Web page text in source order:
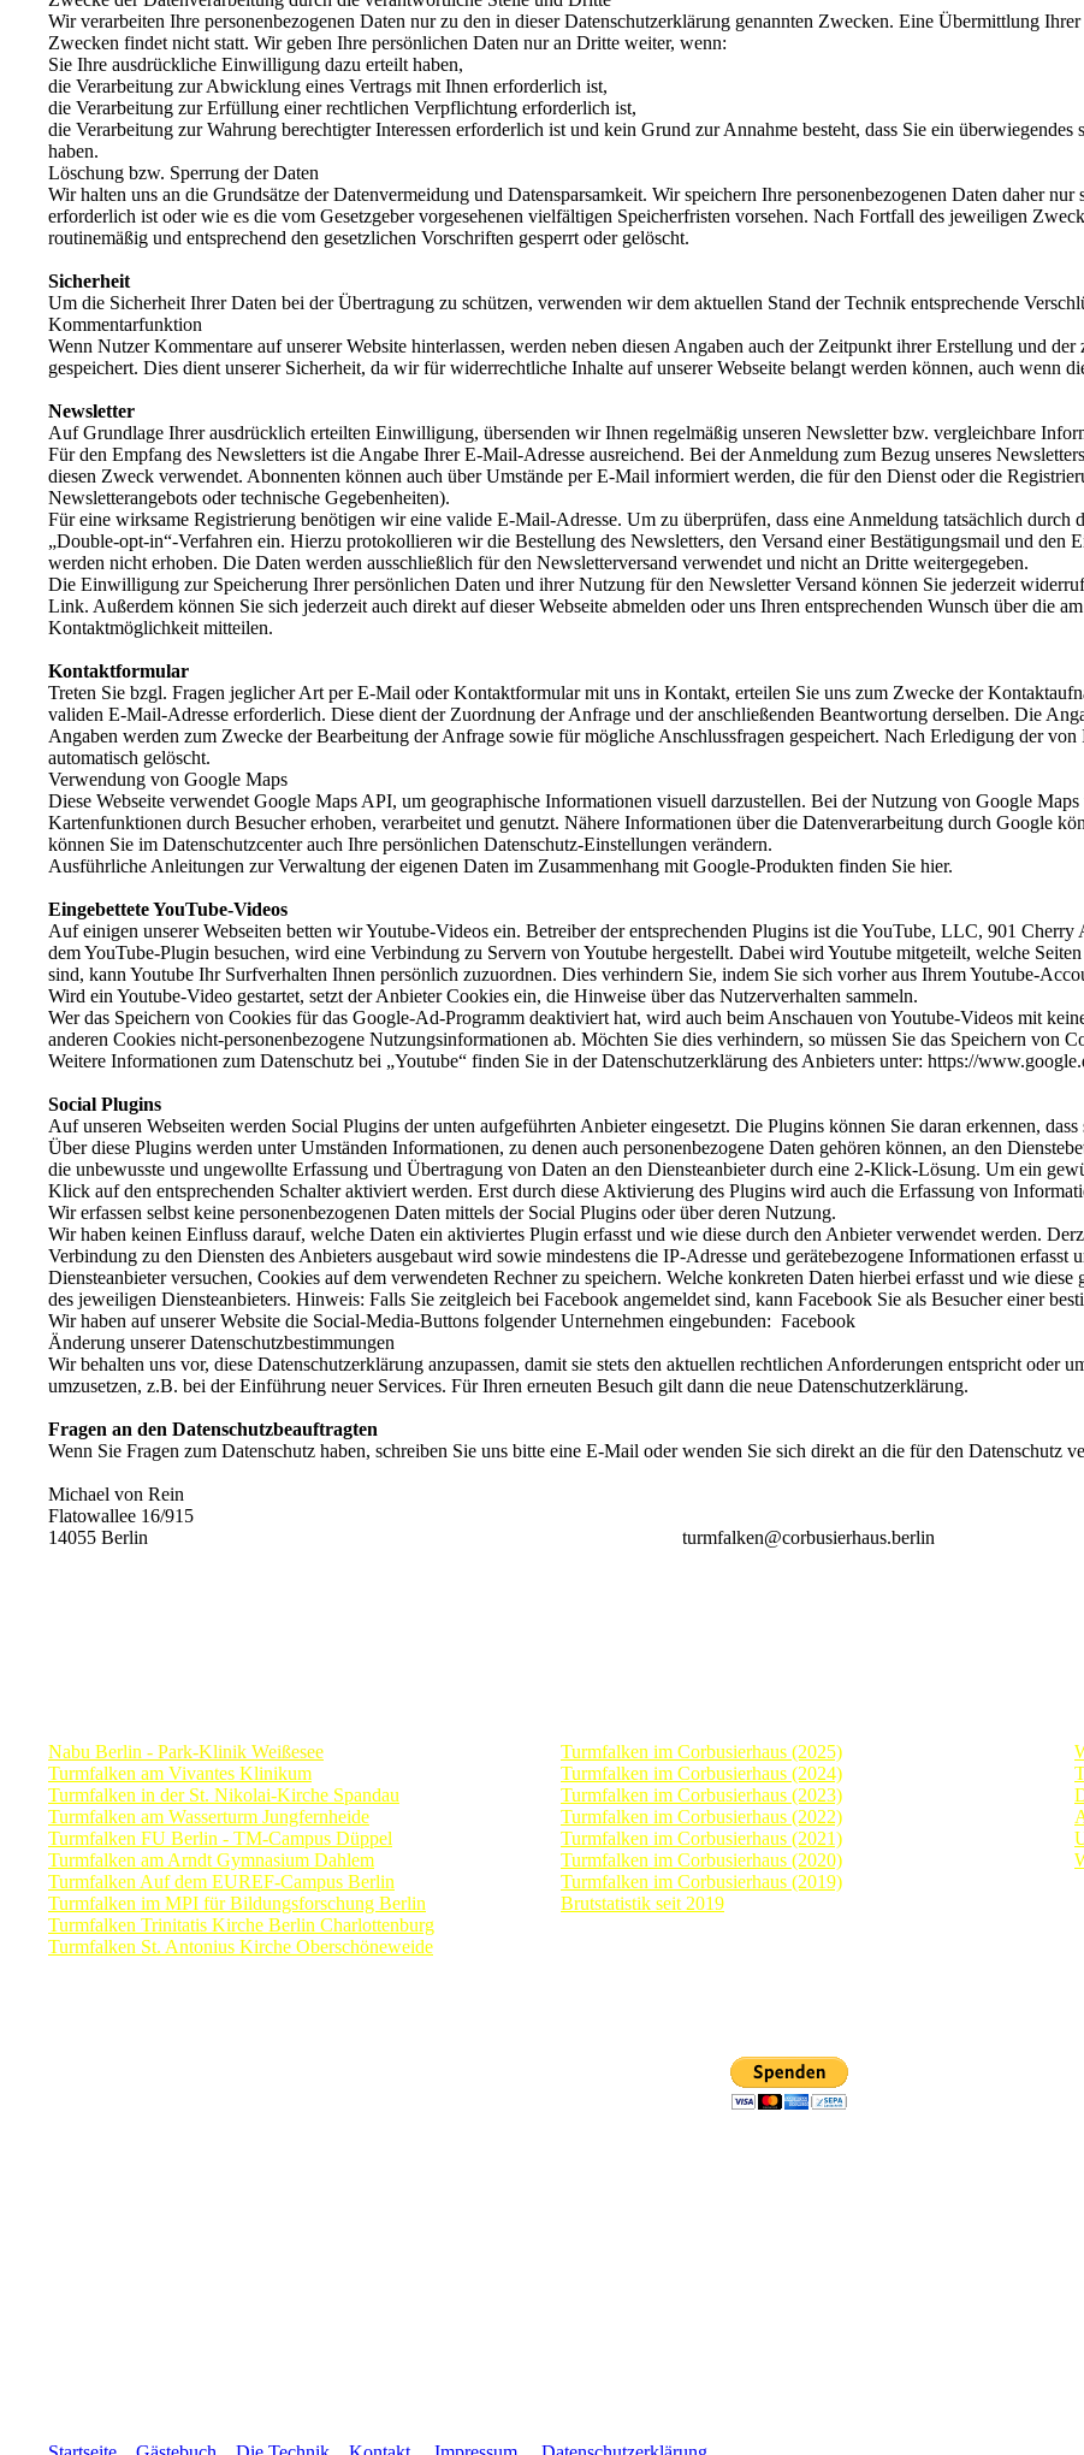
Wir verarbeiten Ihre personenbezogenen Daten nur zu den in dieser Datenschutzerklärung genannten Zwecken. Eine Übermittlung
Zwecken findet nicht statt. Wir geben Ihre persönlichen Daten nur an Dritte weiter, wenn:
Sie Ihre ausdrückliche Einwilligung dazu erteilt haben,
die Verarbeitung zur Abwicklung eines Vertrags mit Ihnen erforderlich ist,
die Verarbeitung zur Erfüllung einer rechtlichen Verpflichtung erforderlich ist,
die Verarbeitung zur Wahrung berechtigter Interessen erforderlich ist und kein Grund zur Annahme besteht, dass Sie ein
haben.
Löschung bzw. Sperrung der Daten
Wir halten uns an die Grundsätze der Datenvermeidung und Datensparsamkeit. Wir speichern Ihre personenbezogenen Daten daher
erforderlich ist oder wie es die vom Gesetzgeber vorgesehenen vielfältigen Speicherfristen vorsehen. Nach Fortfall des jeweiligen
routinemäßig und entsprechend den gesetzlichen Vorschriften gesperrt oder gelöscht.
Sicherheit
Um die Sicherheit Ihrer Daten bei der Übertragung zu schützen, verwenden wir dem aktuellen Stand der Technik entsprechende
Kommentarfunktion
Wenn Nutzer Kommentare auf unserer Website hinterlassen, werden neben diesen Angaben auch der Zeitpunkt ihrer Erstellung und
gespeichert. Dies dient unserer Sicherheit, da wir für widerrechtliche Inhalte auf unserer Webseite belangt werden können, auch wenn
Newsletter
Auf Grundlage Ihrer ausdrücklich erteilten Einwilligung, übersenden wir Ihnen regelmäßig unseren Newsletter bzw. vergleichbare
Für den Empfang des Newsletters ist die Angabe Ihrer E-Mail-Adresse ausreichend. Bei der Anmeldung zum Bezug unseres
diesen Zweck verwendet. Abonnenten können auch über Umstände per E-Mail informiert werden, die für den Dienst oder die
Newsletterangebots oder technische Gegebenheiten).
Für eine wirksame Registrierung benötigen wir eine valide E-Mail-Adresse. Um zu überprüfen, dass eine Anmeldung tatsächlich durch
„Double-opt-in“-Verfahren ein. Hierzu protokollieren wir die Bestellung des Newsletters, den Versand einer Bestätigungsmail und den
werden nicht erhoben. Die Daten werden ausschließlich für den Newsletterversand verwendet und nicht an Dritte weitergegeben.
Die Einwilligung zur Speicherung Ihrer persönlichen Daten und ihrer Nutzung für den Newsletter Versand können Sie jederzeit
Link. Außerdem können Sie sich jederzeit auch direkt auf dieser Webseite abmelden oder uns Ihren entsprechenden Wunsch über die
Kontaktmöglichkeit mitteilen.
Kontaktformular
Treten Sie bzgl. Fragen jeglicher Art per E-Mail oder Kontaktformular mit uns in Kontakt, erteilen Sie uns zum Zwecke der
validen E-Mail-Adresse erforderlich. Diese dient der Zuordnung der Anfrage und der anschließenden Beantwortung derselben. Die
Angaben werden zum Zwecke der Bearbeitung der Anfrage sowie für mögliche Anschlussfragen gespeichert. Nach Erledigung der
automatisch gelöscht.
Verwendung von Google Maps
Diese Webseite verwendet Google Maps API, um geographische Informationen visuell darzustellen. Bei der Nutzung von Google
Kartenfunktionen durch Besucher erhoben, verarbeitet und genutzt. Nähere Informationen über die Datenverarbeitung durch Google
können Sie im Datenschutzcenter auch Ihre persönlichen Datenschutz-Einstellungen verändern.
Ausführliche Anleitungen zur Verwaltung der eigenen Daten im Zusammenhang mit Google-Produkten finden Sie hier.
Eingebettete YouTube-Videos
Auf einigen unserer Webseiten betten wir Youtube-Videos ein. Betreiber der entsprechenden Plugins ist die YouTube, LLC, 901
dem YouTube-Plugin besuchen, wird eine Verbindung zu Servern von Youtube hergestellt. Dabei wird Youtube mitgeteilt, welche
sind, kann Youtube Ihr Surfverhalten Ihnen persönlich zuzuordnen. Dies verhindern Sie, indem Sie sich vorher aus Ihrem Youtube-
Wird ein Youtube-Video gestartet, setzt der Anbieter Cookies ein, die Hinweise über das Nutzerverhalten sammeln.
Wer das Speichern von Cookies für das Google-Ad-Programm deaktiviert hat, wird auch beim Anschauen von Youtube-Videos mit
anderen Cookies nicht-personenbezogene Nutzungsinformationen ab. Möchten Sie dies verhindern, so müssen Sie das Speichern von
Weitere Informationen zum Datenschutz bei „Youtube“ finden Sie in der Datenschutzerklärung des Anbieters unter: https://
Social Plugins
Auf unseren Webseiten werden Social Plugins der unten aufgeführten Anbieter eingesetzt. Die Plugins können Sie daran erkennen,
Über diese Plugins werden unter Umständen Informationen, zu denen auch personenbezogene Daten gehören können, an den
die unbewusste und ungewollte Erfassung und Übertragung von Daten an den Diensteanbieter durch eine 2-Klick-Lösung. Um ein
Klick auf den entsprechenden Schalter aktiviert werden. Erst durch diese Aktivierung des Plugins wird auch die Erfassung von
Wir erfassen selbst keine personenbezogenen Daten mittels der Social Plugins oder über deren Nutzung.
Wir haben keinen Einfluss darauf, welche Daten ein aktiviertes Plugin erfasst und wie diese durch den Anbieter verwendet werden.
Verbindung zu den Diensten des Anbieters ausgebaut wird sowie mindestens die IP-Adresse und gerätebezogene Informationen
Diensteanbieter versuchen, Cookies auf dem verwendeten Rechner zu speichern. Welche konkreten Daten hierbei erfasst und wie
des jeweiligen Diensteanbieters. Hinweis: Falls Sie zeitgleich bei Facebook angemeldet sind, kann Facebook Sie als Besucher einer
Wir haben auf unserer Website die Social-Media-Buttons folgender Unternehmen eingebunden: Facebook
Änderung unserer Datenschutzbestimmungen
Wir behalten uns vor, diese Datenschutzerklärung anzupassen, damit sie stets den aktuellen rechtlichen Anforderungen entspricht oder
umzusetzen, z.B. bei der Einführung neuer Services. Für Ihren erneuten Besuch gilt dann die neue Datenschutzerklärung.
Fragen an den Datenschutzbeauftragten
Wenn Sie Fragen zum Datenschutz haben, schreiben Sie uns bitte eine E-Mail oder wenden Sie sich direkt an die für den Datenschutz
Michael von Rein
Flatowallee 16/915
14055 Berlin
turmfalken@corbusierhaus.berlin
Nabu Berlin - Park-Klinik Weißesee
Turmfalken am Vivantes Klinikum
Turmfalken in der St. Nikolai-Kirche Spandau
Turmfalken am Wasserturm Jungfernheide
Turmfalken FU Berlin - TM-Campus Düppel
Turmfalken am Arndt Gymnasium Dahlem
Turmfalken Auf dem EUREF-Campus Berlin
Turmfalken im MPI für Bildungsforschung Berlin
Turmfalken Trinitatis Kirche Berlin Charlottenburg
Turmfalken St. Antonius Kirche Oberschöneweide
Turmfalken im Corbusierhaus (2025)
Turmfalken im Corbusierhaus (2024)
Turmfalken im Corbusierhaus (2023)
Turmfalken im Corbusierhaus (2022)
Turmfalken im Corbusierhaus (2021)
Turmfalken im Corbusierhaus (2020)
Turmfalken im Corbusierhaus (2019)
Brutstatistik seit 2019